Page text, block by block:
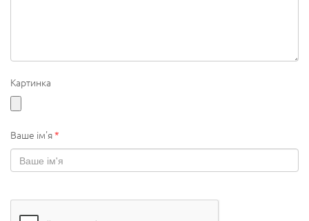
Картинка
Ваше ім'я*